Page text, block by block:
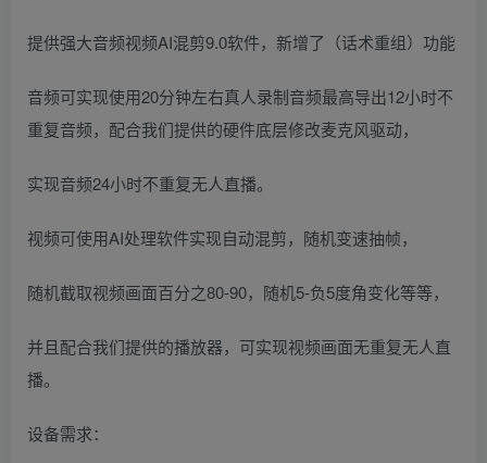
提供强大音频视频AI混剪9.0软件，新增了（话术重组）功能
音频可实现使用20分钟左右真人录制音频最高导出12小时不
重复音频，配合我们提供的硬件底层修改麦克风驱动，
实现音频24小时不重复无人直播。
视频可使用AI处理软件实现自动混剪，随机变速抽帧，
随机截取视频画面百分之80-90，随机5-负5度角变化等等，
并且配合我们提供的播放器，可实现视频画面无重复无人直
播。
设备需求：